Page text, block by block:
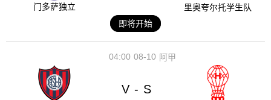
门多萨独立
里奥夸尔托学生队
即将开始
08-10
04:00 阿甲
V - S